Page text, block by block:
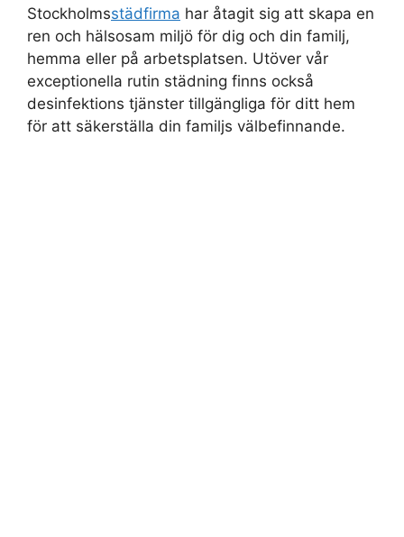
Stockholmsstädfirma har åtagit sig att skapa en
ren och hälsosam miljö för dig och din familj,
hemma eller på arbetsplatsen. Utöver vår
exceptionella rutin städning finns också
desinfektions tjänster tillgängliga för ditt hem
för att säkerställa din familjs välbefinnande.